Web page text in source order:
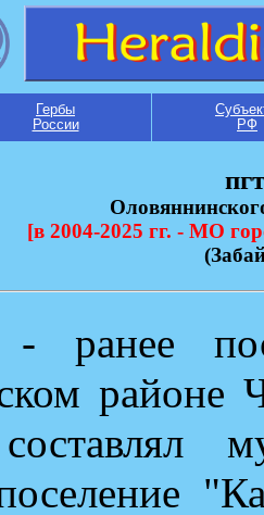
Гербы
России
РФ
[в 2004-2025 гг. - МО
- ранее
районе